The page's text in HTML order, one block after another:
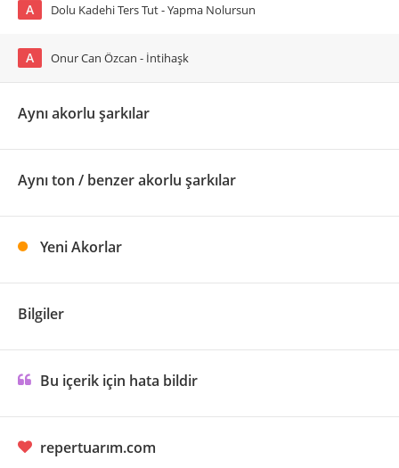
A Dolu Kadehi Ters Tut - Yapma Nolursun
A Onur Can Özcan - İntihaşk
Aynı akorlu şarkılar
Aynı ton / benzer akorlu şarkılar
Yeni Akorlar
Bilgiler
Bu içerik için hata bildir
repertuarım.com